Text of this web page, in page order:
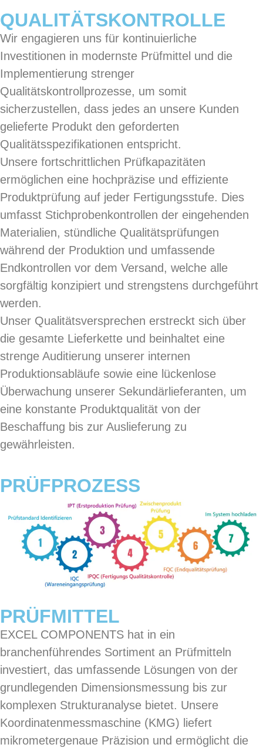
QUALITÄTSKONTROLLE
Wir engagieren uns für kontinuierliche
Investitionen in modernste Prüfmittel und die
Implementierung strenger
Qualitätskontrollprozesse, um somit
sicherzustellen, dass jedes an unsere Kunden
gelieferte Produkt den geforderten
Qualitätsspezifikationen entspricht.
Unsere fortschrittlichen Prüfkapazitäten
ermöglichen eine hochpräzise und effiziente
Produktprüfung auf jeder Fertigungsstufe. Dies
umfasst Stichprobenkontrollen der eingehenden
Materialien, stündliche Qualitätsprüfungen
während der Produktion und umfassende
Endkontrollen vor dem Versand, welche alle
sorgfältig konzipiert und strengstens durchgeführt
werden.
Unser Qualitätsversprechen erstreckt sich über
die gesamte Lieferkette und beinhaltet eine
strenge Auditierung unserer internen
Produktionsabläufe sowie eine lückenlose
Überwachung unserer Sekundärlieferanten, um
eine konstante Produktqualität von der
Beschaffung bis zur Auslieferung zu
gewährleisten.
PRÜFPROZESS
PRÜFMITTEL
EXCEL COMPONENTS hat in ein
branchenführendes Sortiment an Prüfmitteln
investiert, das umfassende Lösungen von der
grundlegenden Dimensionsmessung bis zur
komplexen Strukturanalyse bietet. Unsere
Koordinatenmessmaschine (KMG) liefert
mikrometergenaue Präzision und ermöglicht die